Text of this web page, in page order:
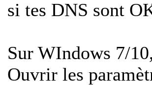
si tes DNS sont
Sur WIndows 7/
Ouvrir les